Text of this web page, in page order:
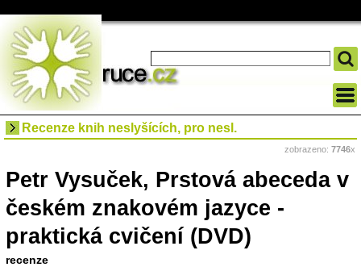
Recenze knih neslyšících, pro nesl.
zobrazeno: 7746x
Petr Vysuček, Prstová abeceda v
českém znakovém jazyce -
praktická cvičení (DVD)
recenze